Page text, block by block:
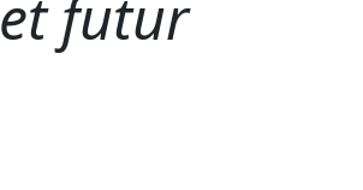
et futur